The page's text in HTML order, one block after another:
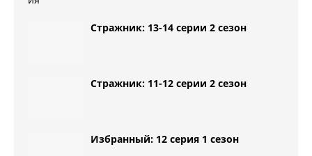
Стражник: 13-14 серии 2 сезон
Стражник: 11-12 серии 2 сезон
Избранный: 12 серия 1 сезон